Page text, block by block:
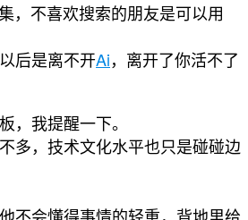
，不喜欢搜索的朋友是可以用
后是离不开Ai，离开了你活不了
，我提醒一下。
多，技术文化水平也只是碰碰边